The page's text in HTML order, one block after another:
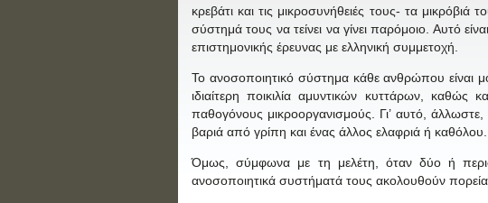
κρεβάτι και τις μικροσυνήθειές τους- τα μικρόβιά
σύστημά τους να τείνει να γίνει παρόμοιο. Αυτό
επιστημονικής έρευνας με ελληνική συμμετοχή.
Το ανοσοποιητικό σύστημα κάθε ανθρώπου είναι
ιδιαίτερη ποικιλία αμυντικών κυττάρων, καθώς
παθογόνους μικροοργανισμούς. Γι’ αυτό,
βαριά από γρίπη και ένας άλλος ελαφριά ή καθόλου.
Όμως, σύμφωνα με τη μελέτη, όταν δύο ή
ανοσοποιητικά συστήματά τους ακολουθούν πορεία